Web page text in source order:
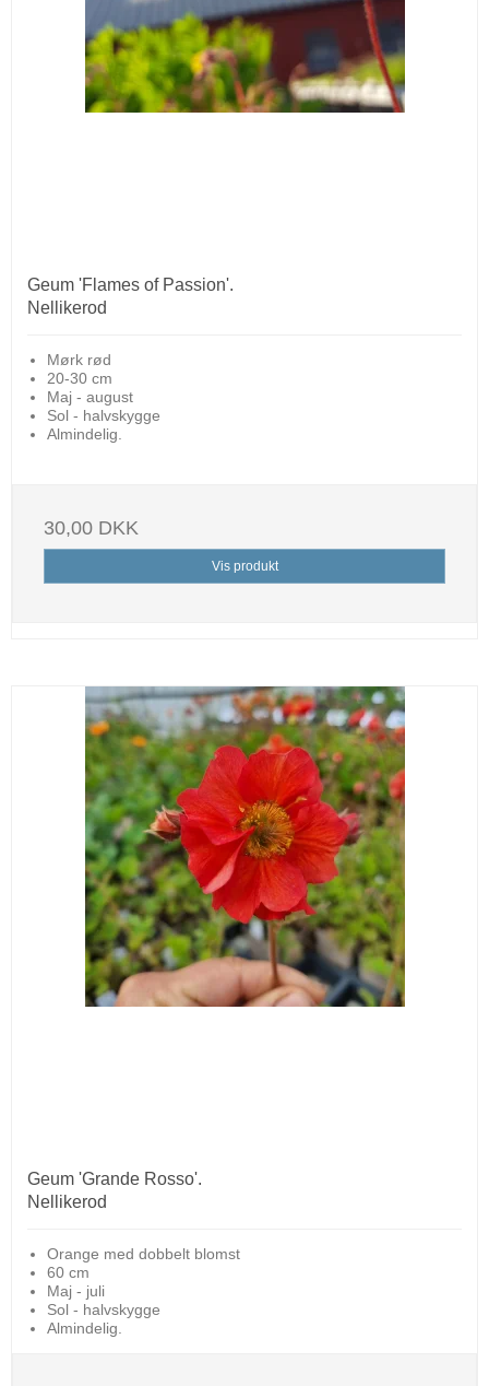
Geum 'Flames of Passion'.
Nellikerod
Mørk rød
20-30 cm
Maj - august
Sol - halvskygge
Almindelig.
30,00 DKK
Vis produkt
Geum 'Grande Rosso'.
Nellikerod
Orange med dobbelt blomst
60 cm
Maj - juli
Sol - halvskygge
Almindelig.